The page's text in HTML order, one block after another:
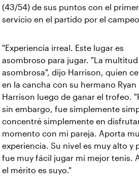
(43/54) de sus puntos con el primer
servicio en el partido por el
"Experiencia irreal. Este lugar es
asombroso para jugar. "La multitud
asombrosa", dijo Harrison, quien
en la cancha con su hermano Ryan
Harrison luego de ganar el trofeo.
sin embargo, fue simplemente
concentré simplemente en
momento con mi pareja. Aporta
experiencia. Su nivel es muy alto y
fue muy fácil jugar mi mejor tenis.
el mérito es suyo."